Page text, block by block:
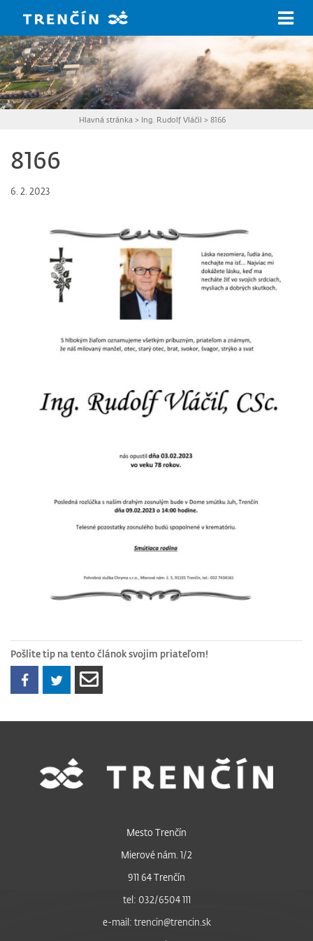
Hlavná stránka > Ing. Rudolf Vláčil >8166
8166
6. 2. 2023
Pošlite tip na tento článok svojim priateľom!
Mesto Trenčín
Mierové nám. 1/2
911 64 Trenčín
tel: 032/6504 111
e-mail: trencin@trencin.sk